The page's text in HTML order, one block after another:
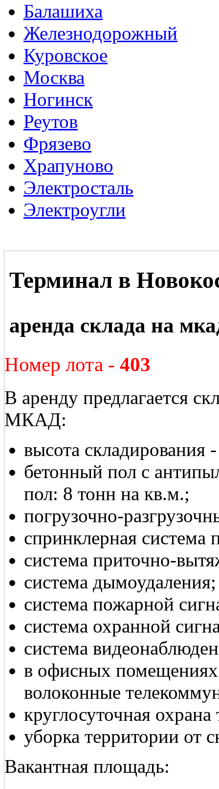
Балашиха
Железнодорожный
Куровское
Москва
Ногинск
Реутов
Фрязево
Храпуново
Электросталь
Электроугли
Терминал в
аренда склада на
Номер лота - 403
В аренду предлагается
МКАД:
высота складирования
бетонный пол с
пол: 8 тонн на кв.м.;
погрузочно-
спринклерная система
система приточно-
система дымоудаления;
система пожарной
система охранной
система
в офисных
волоконные
круглосуточная
уборка территории от
Вакантная площадь: